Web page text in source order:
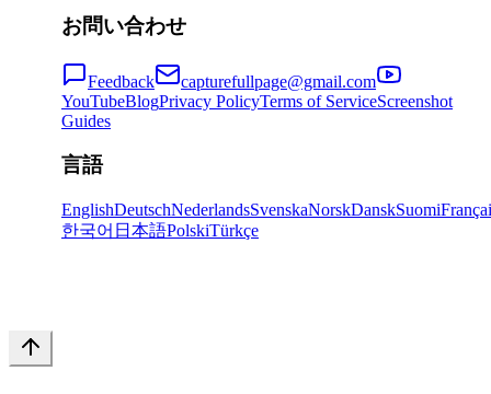
お問い合わせ
Feedback
capturefullpage@gmail.com
YouTubeBlogPrivacy PolicyTerms of ServiceScreenshot
Guides
言語
EnglishDeutschNederlandsSvenskaNorskDanskSuomi
한국어 日本語PolskiTürkçe